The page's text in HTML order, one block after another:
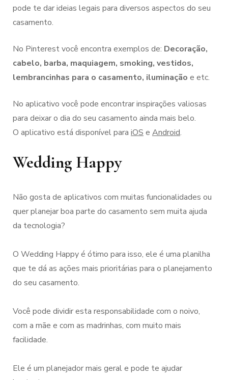
pode te dar ideias legais para diversos aspectos do seu
casamento.
No Pinterest você encontra exemplos de: Decoração,
cabelo, barba, maquiagem, smoking, vestidos,
lembrancinhas para o casamento, iluminação e etc.
No aplicativo você pode encontrar inspirações valiosas
para deixar o dia do seu casamento ainda mais belo.
O aplicativo está disponível para iOS e Android.
Wedding Happy
Não gosta de aplicativos com muitas funcionalidades ou
quer planejar boa parte do casamento sem muita ajuda
da tecnologia?
O Wedding Happy é ótimo para isso, ele é uma planilha
que te dá as ações mais prioritárias para o planejamento
do seu casamento.
Você pode dividir esta responsabilidade com o noivo,
com a mãe e com as madrinhas, com muito mais
facilidade.
Ele é um planejador mais geral e pode te ajudar